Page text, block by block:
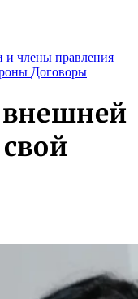
и члены правления
Договоры
внешней